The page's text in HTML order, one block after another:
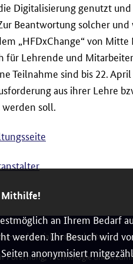
an Ihrem Bedarf
werden. Ihr Besuch wird
Seiten anonymisiert
Digitalisierung genutzt
Beantwortung solcher
„HFDxChange“ von
für Lehrende und
Teilnahme sind bis 22.
aus ihrer Lehre
soll.
und Sozialwissenschaften
Forschung, Technologie und